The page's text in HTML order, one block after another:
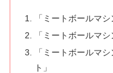
「ミートボールマ
「ミートボールマ
「ミートボールマ
ト」